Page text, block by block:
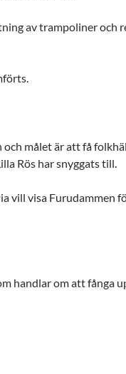
av trampoliner och
målet är att få
Rös har snyggats till.
vill visa Furudammen
handlar om att fånga